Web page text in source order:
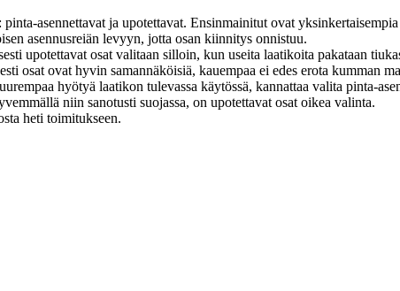
asennettavat ja upotettavat. Ensinmainitut ovat
asennusreiän levyyn, jotta osan kiinnitys onnistuu.
upotettavat osat valitaan silloin, kun useita laatikoita pakataan
osat ovat hyvin samannäköisiä, kauempaa ei edes erota kumman
hyötyä laatikon tulevassa käytössä, kannattaa valita pinta-
niin sanotusti suojassa, on upotettavat osat oikea valinta.
heti toimitukseen.